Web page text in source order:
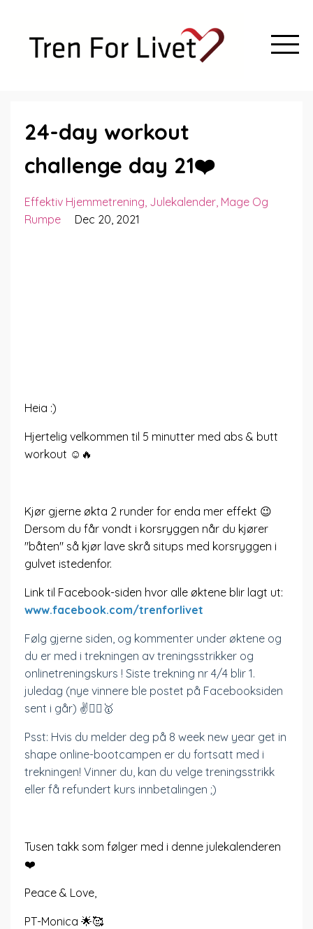
24-day workout
challenge day 21❤️
Effektiv Hjemmetrening Julekalender Mage Og
Rumpe
Dec 20, 2021
Heia :)
Hjertelig velkommen til 5 minutter med abs & butt
workout ☺️🔥
Kjør gjerne økta 2 runder for enda mer effekt 😉
Dersom du får vondt i korsryggen når du kjører
"båten" så kjør lave skrå situps med korsryggen i
gulvet istedenfor.
Link til Facebook-siden hvor alle øktene blir lagt ut:
www.facebook.com/trenforlivet
Følg gjerne siden, og kommenter under øktene og
du er med i trekningen av treningsstrikker og
onlinetreningskurs ! Siste trekning nr 4/4 blir 1.
juledag (nye vinnere ble postet på Facebooksiden
sent i går) ✌️🦸‍♀️🥇
Psst: Hvis du melder deg på 8 week new year get in
shape online-bootcampen er du fortsatt med i
trekningen! Vinner du, kan du velge treningsstrikk
eller få refundert kurs innbetalingen ;)
Tusen takk som følger med i denne julekalenderen
❤️
Peace & Love,
PT-Monica 🌟🥰